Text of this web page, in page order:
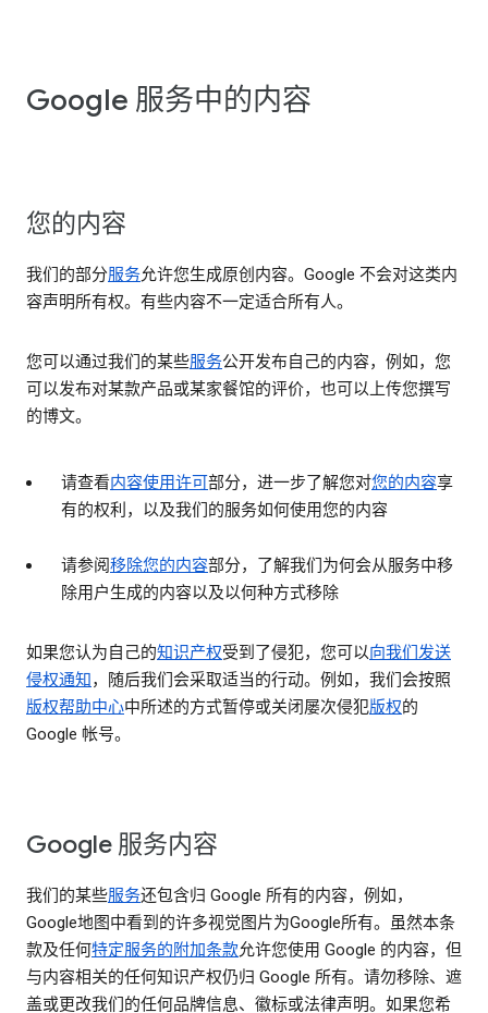
Google 服务中的内容
您的内容
我们的部分服务允许您生成原创内容。Google 不会对这类内
容声明所有权。有些内容不一定适合所有人。
您可以通过我们的某些服务公开发布自己的内容，例如，您
可以发布对某款产品或某家餐馆的评价，也可以上传您撰写
的博文。
请查看内容使用许可部分，进一步了解您对您的内容享
有的权利，以及我们的服务如何使用您的内容
请参阅移除您的内容部分，了解我们为何会从服务中移
除用户生成的内容以及以何种方式移除
如果您认为自己的知识产权受到了侵犯，您可以向我们发送
侵权通知，随后我们会采取适当的行动。例如，我们会按照
版权帮助中心中所述的方式暂停或关闭屡次侵犯版权的
Google 帐号。
Google 服务内容
我们的某些服务还包含归 Google 所有的内容，例如，
Google地图中看到的许多视觉图片为Google所有。虽然本条
款及任何特定服务的附加条款允许您使用 Google 的内容，但
与内容相关的任何知识产权仍归 Google 所有。请勿移除、遮
盖或更改我们的任何品牌信息、徽标或法律声明。如果您希